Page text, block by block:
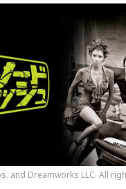
and Dreamworks LLC. All